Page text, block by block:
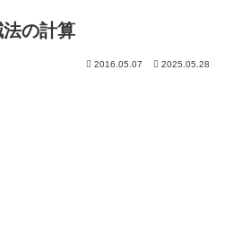
の計算
2016.05.07 2025.05.28